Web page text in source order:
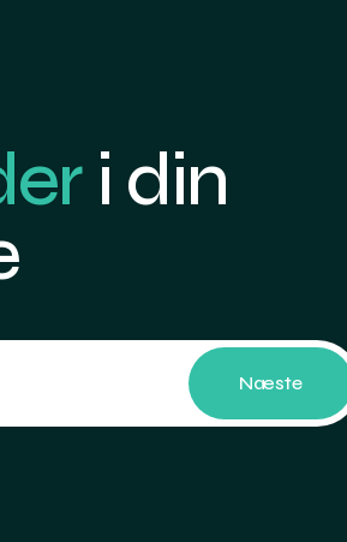
i din
Næste